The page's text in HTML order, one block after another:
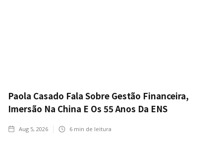
Paola Casado Fala Sobre Gestão Financeira,
Imersão Na China E Os 55 Anos Da ENS
Aug 5, 2026 6 min de leitura